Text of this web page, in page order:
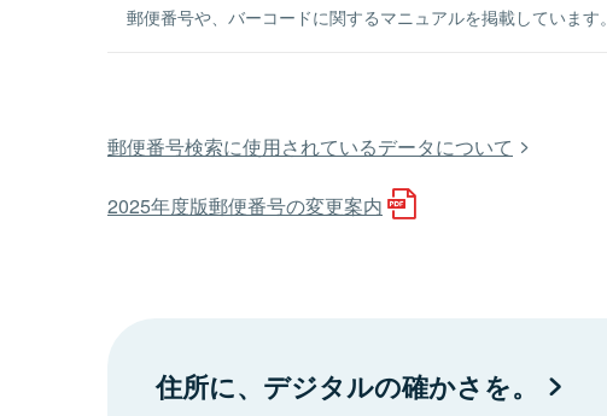
郵便番号や、バーコードに関するマニュアルを掲載しています。
郵便番号検索に使用されているデータについて
2025年度版郵便番号の変更案内
住所に、デジタルの確かさを。